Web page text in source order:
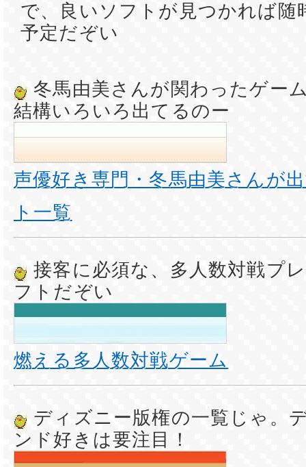
で、良いソフトが見つかれば随
予定だぞい
冬馬由美さんが関わったゲー
結構いろいろ出てるのー
声優好き専門・冬馬由美さんが
ト一覧
接客に必須な、多人数対戦プ
フトだぞい
燃える多人数対戦ゲーム
ディズニー版権の一覧じゃ。
ンド好きは要注目！